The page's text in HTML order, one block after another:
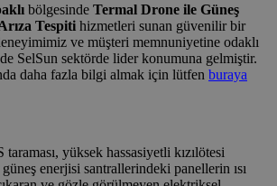
bölgesinde Termal Drone ile Güneş
Tespiti hizmetleri sunan güvenilir bir
ve müşteri memnuniyetine odaklı
SelSun sektörde lider konumuna gelmiştir.
daha fazla bilgi almak için lütfen buraya
yüksek hassasiyetli kızılötesi
enerjisi santrallerindeki panellerin ısı